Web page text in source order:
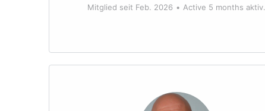
Mitglied seit Feb. 2026 • Active 5 months aktiv.